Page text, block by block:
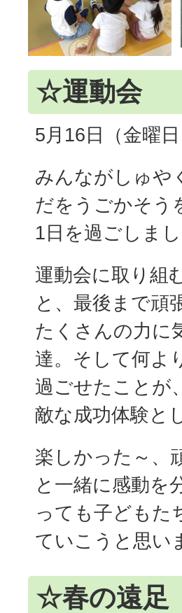
☆運動会
5月16日（金曜
みんながしゅや
だをうごかそう
1日を過ごしまし
運動会に取り組
と、最後まで頑
たくさんの力に
達。そして何よ
過ごせたことが
敵な成功体験と
楽しかった～、
と一緒に感動を
っても子どもた
ていこうと思い
☆春の遠足